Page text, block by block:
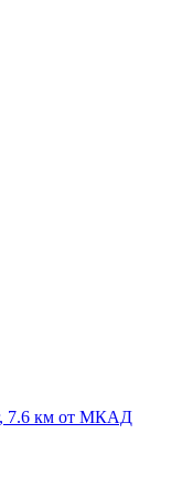
7.6 км от МКАД